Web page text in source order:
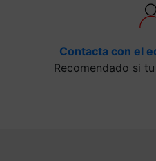
Contacta con el
Recomendado si